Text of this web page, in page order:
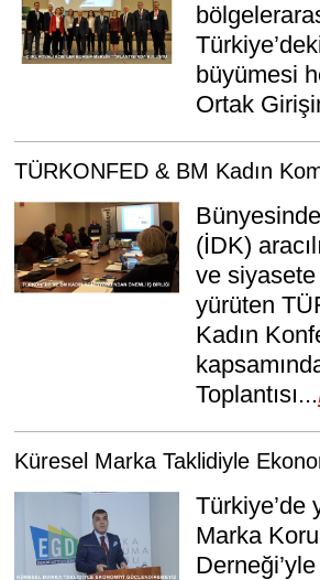
büyümesi
Ortak
TÜRKONFED & BM Kadın
(İDK)
ve siyasete
yürüten
Kadın
Toplantısı...
Küresel Marka Taklidiyle
Türkiye’de
Marka